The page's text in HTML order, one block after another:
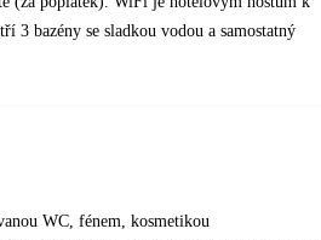
3 bazény se sladkou vodou a samostatný
WC, fénem, kosmetikou